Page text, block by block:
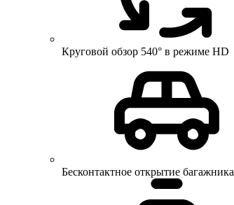
Круговой обзор 540° в режиме HD
Бесконтактное открытие багажника